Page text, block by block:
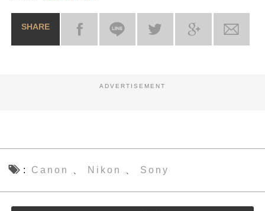
SHARE
ADVERTISEMENT
Canon Nikon Sony